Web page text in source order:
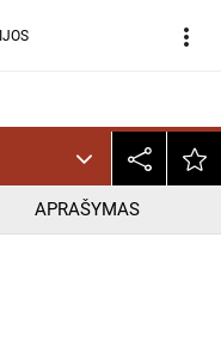
more_vert
APRAŠYMAS